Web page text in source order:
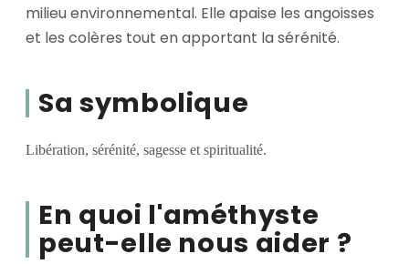
milieu environnemental. Elle apaise les angoisses
et les colères tout en apportant la sérénité.
Sa symbolique
Libération, sérénité, sagesse et spiritualité.
En quoi l'améthyste
peut-elle nous aider ?